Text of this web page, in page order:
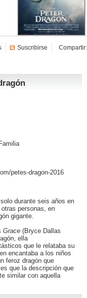
Crear cuenta
Compartir:
Suscribirse
Familia
petes-dragon-2016
durante seis años en
personas, en
gigante.
Grace (Bryce Dallas
ella
que le relataba su
encantaba a los niños
feroz dragón que
que la descripción que
similar con aquella